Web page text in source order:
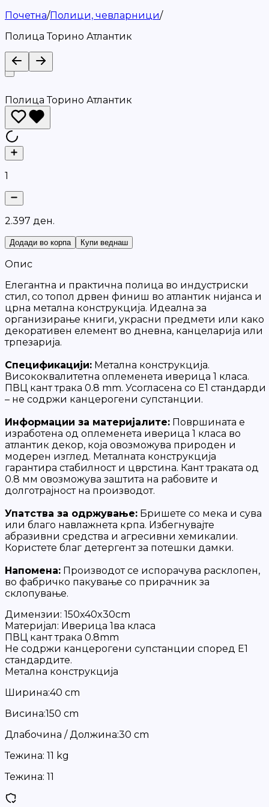
Почетна/Полици, чевларници/
Полица Торино Атлантик
Полица Торино Атлантик
1
2.397 ден.
Додади во корпа Купи веднаш
Опис
Елегантна и практична полица во индустриски
стил, со топол дрвен финиш во атлантик нијанса и
црна метална конструкција. Идеална за
организирање книги, украсни предмети или како
декоративен елемент во дневна, канцеларија или
трпезарија.
Спецификацији: Метална конструкција.
Висококвалитетна оплеменета иверица 1 класа.
ПВЦ кант трака 0.8 mm. Усогласена со Е1 стандарди
– не содржи канцерогени супстанции.
Информации за материјалите: Површината е
изработена од оплеменета иверица 1 класа во
атлантик декор, која овозможува природен и
модерен изглед. Металната конструкција
гарантира стабилност и цврстина. Кант траката од
0.8 мм овозможува заштита на рабовите и
долготрајност на производот.
Упатства за одржување: Бришете со мека и сува
или благо навлажнета крпа. Избегнувајте
абразивни средства и агресивни хемикалии.
Користете благ детергент за потешки дамки.
Напомена: Производот се испорачува расклопен,
во фабричко пакување со прирачник за
склопување.
Димензии: 150x40x30cm
Материјал: Иверица 1ва класа
ПВЦ кант трака 0.8mm
Не содржи канцерогени супстанции според Е1
стандардите.
Метална конструкција
Ширина:40 cm
Висина:150 cm
Длабочина / Должина:30 cm
Тежина: 11 kg
Тежина: 11